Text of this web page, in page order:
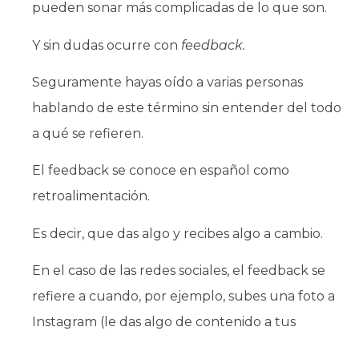
pueden sonar más complicadas de lo que son.
Y sin dudas ocurre con feedback.
Seguramente hayas oído a varias personas
hablando de este término sin entender del todo
a qué se refieren.
El feedback se conoce en español como
retroalimentación.
Es decir, que das algo y recibes algo a cambio.
En el caso de las redes sociales, el feedback se
refiere a cuando, por ejemplo, subes una foto a
Instagram (le das algo de contenido a tus